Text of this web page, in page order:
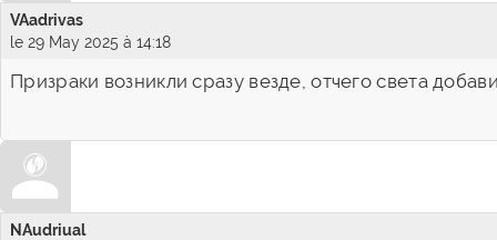
VAadrivas
le 29 May 2025 à 14:18
Призраки возникли сразу везде, отчего света
NAudriual